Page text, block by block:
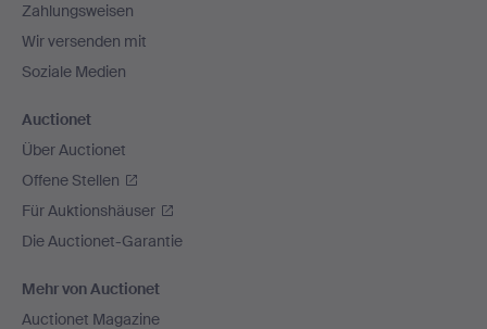
Zahlungsweisen
Wir versenden mit
Soziale Medien
Auctionet
Über Auctionet
Offene Stellen
Für Auktionshäuser
Die Auctionet-Garantie
Mehr von Auctionet
Auctionet Magazine